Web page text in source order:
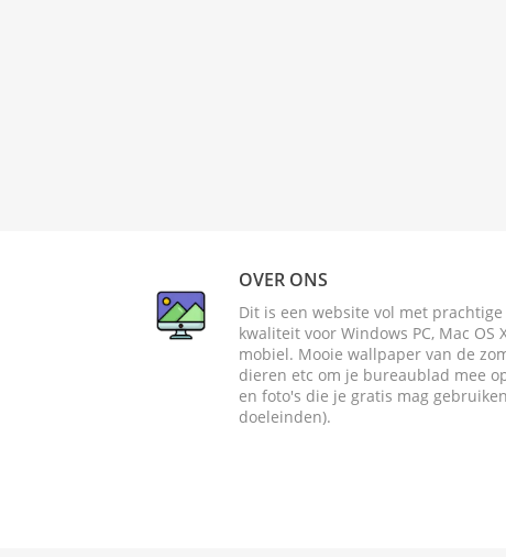
OVER ONS
Dit is een website vol met
kwaliteit voor Windows PC, Mac
mobiel. Mooie wallpaper van de
dieren etc om je bureaublad mee
en foto's die je gratis mag
doeleinden).